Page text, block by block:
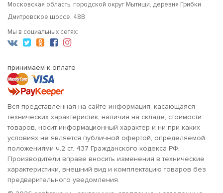
Московская область, городской округ Мытищи, деревня Грибки
Дмитровское шоссе, 48В
Мы в социальных сетях:
принимаем к оплате
Вся представленная на сайте информация, касающаяся
технических характеристик, наличия на складе, стоимости
товаров, носит информационный характер и ни при каких
условиях не является публичной офертой, определяемой
положениями ч.2 ст. 437 Гражданского кодекса РФ.
Производители вправе вносить изменения в технические
характеристики, внешний вид и комплектацию товаров без
предварительного уведомления.